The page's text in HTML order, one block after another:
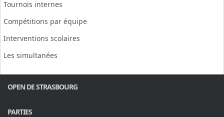
Tournois internes
Compétitions par équipe
Interventions scolaires
Les simultanées
OPEN DE STRASBOURG
PARTIES